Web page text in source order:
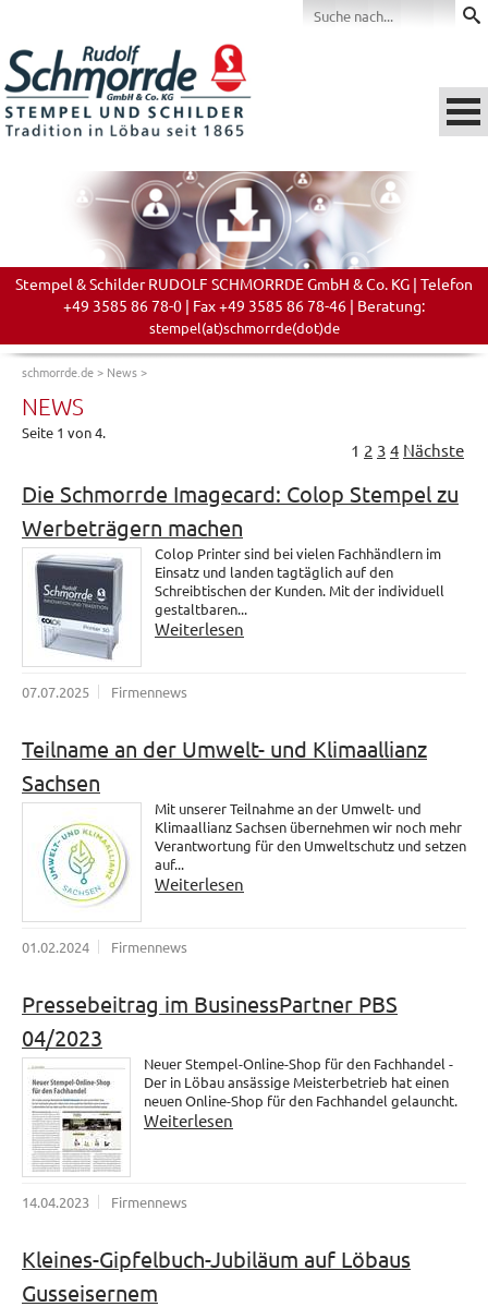
Stempel & Schilder RUDOLF SCHMORRDE GmbH & Co. KG | Telefon
+49 3585 86 78-0 | Fax +49 3585 86 78-46 | Beratung:
stempel(at)schmorrde(dot)de
schmorrde.de> News>
NEWS
Seite 1 von 4.
1 2 3 4 Nächste
Die Schmorrde Imagecard: Colop Stempel zu
Werbeträgern machen
Colop Printer sind bei vielen Fachhändlern im
Einsatz und landen tagtäglich auf den
Schreibtischen der Kunden. Mit der individuell
gestaltbaren...
Weiterlesen
07.07.2025 Firmennews
Teilname an der Umwelt- und Klimaallianz
Sachsen
Mit unserer Teilnahme an der Umwelt- und
Klimaallianz Sachsen übernehmen wir noch mehr
Verantwortung für den Umweltschutz und setzen
auf...
Weiterlesen
01.02.2024 Firmennews
Pressebeitrag im BusinessPartner PBS
04/2023
Neuer Stempel-Online-Shop für den Fachhandel -
Der in Löbau ansässige Meisterbetrieb hat einen
neuen Online-Shop für den Fachhandel gelauncht.
Weiterlesen
14.04.2023 Firmennews
Kleines-Gipfelbuch-Jubiläum auf Löbaus
Gusseisernem